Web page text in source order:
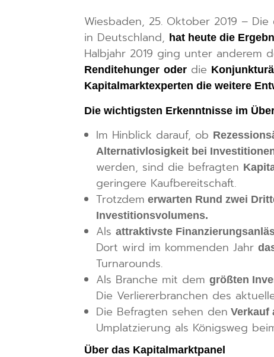
Wiesbaden, 25. Oktober 2019 –
in Deutschland, hat heute die
Halbjahr 2019 ging unter anderem
Renditehunger oder die
Kapitalmarktexperten die weitere
Die wichtigsten Erkenntnisse im
Im Hinblick darauf, ob
Alternativlosigkeit bei
werden, sind die befragten
geringere Kaufbereitschaft.
Trotzdem erwarten Rund zwei
Investitionsvolumens.
Als attraktivste
Dort wird im kommenden Jahr
Turnarounds.
Als Branche mit dem größten
Die Verliererbranchen des
Die Befragten sehen den Verkauf
Umplatzierung als Königsweg
Über das Kapitalmarktpanel